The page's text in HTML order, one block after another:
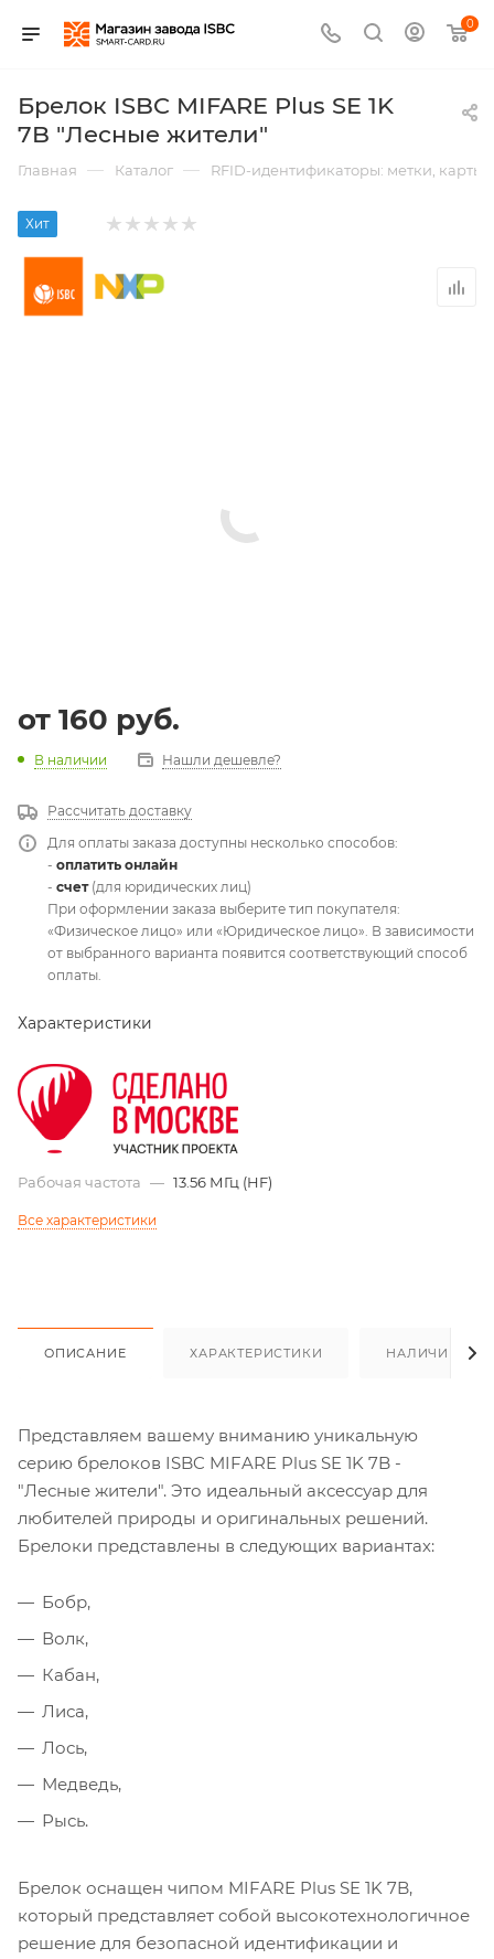
0
Брелок ISBC MIFARE Plus SE 1K
7B "Лесные жители"
Главная — Каталог — RFID-идентификаторы: метки,
Хит
от 160 руб.
В наличии Нашли дешевле?
Рассчитать доставку
Для оплаты заказа доступны несколько способов:
- оплатить онлайн
- счет(для юридических лиц)
При оформлении заказа выберите тип покупателя:
«Физическое лицо» или «Юридическое лицо». В зависимости
от выбранного варианта появится соответствующий способ
оплаты.
Характеристики
Рабочая частота — 13.56 МГц (HF)
Все характеристики
ОПИСАНИЕ ХАРАКТЕРИСТИКИ НАЛИЧИЕ
Представляем вашему вниманию уникальную
серию брелоков ISBC MIFARE Plus SE 1K 7B -
"Лесные жители". Это идеальный аксессуар для
любителей природы и оригинальных решений.
Брелоки представлены в следующих вариантах:
Бобр,
Волк,
Кабан,
Лиса,
Лось,
Медведь,
Рысь.
Брелок оснащен чипом MIFARE Plus SE 1K 7B,
который представляет собой высокотехнологичное
решение для безопасной идентификации и